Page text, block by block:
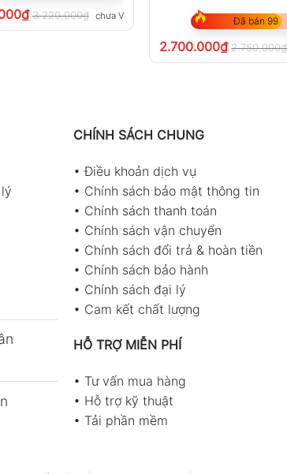
₫ 3.220.000₫ chưa VAT 8% Đã bán 99
2.700.000₫ 2.750.000₫
CHÍNH SÁCH CHUNG
•Điều khoản dịch vụ
• Chính sách bảo mật thông tin
• Chính sách thanh toán
• Chính sách vận chuyển
• Chính sách đổi trả & hoàn tiền
• Chính sách bảo hành
• Chính sách đại lý
• Cam kết chất lượng
HỖ TRỢ MIỄN PHÍ
• Tư vấn mua hàng
• Hỗ trợ kỹ thuật
• Tải phần mềm